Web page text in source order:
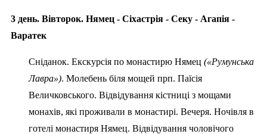
3 день. Вівторок. Нямец - Сіхастрія - Секу - Агапія -
Варатек
Сніданок. Екскурсія по монастирю Нямец («Румунська
Лавра»). Молебень біля мощей прп. Паїсія
Величковського. Відвідування кістниці з мощами
монахів, які проживали в монастирі. Вечеря. Ночівля в
готелі монастиря Нямец. Відвідування чоловічого